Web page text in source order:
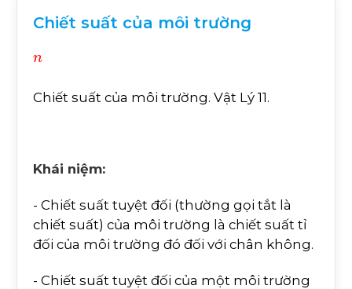
Chiết suất của môi trường
Chiết suất của môi trường. Vật Lý 11.
Khái niệm:
- Chiết suất tuyệt đối (thường gọi tắt là
chiết suất) của môi trường là chiết suất tỉ
đối của môi trường đó đối với chân không.
- Chiết suất tuyệt đối của một môi trường